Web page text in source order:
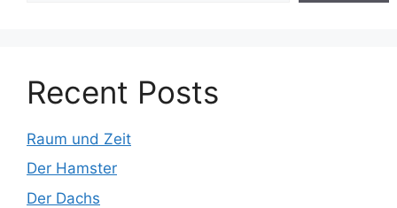
Recent Posts
Raum und Zeit
Der Hamster
Der Dachs